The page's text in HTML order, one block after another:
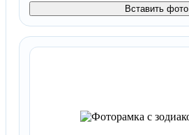
Вставить фото